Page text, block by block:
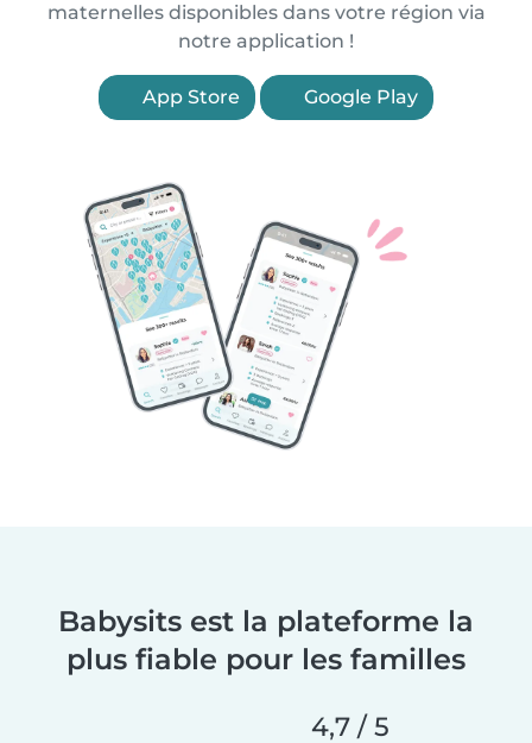
maternelles disponibles dans votre région via
notre application !
App Store Google Play
Babysits est la plateforme la
plus fiable pour les familles
4,7 / 5